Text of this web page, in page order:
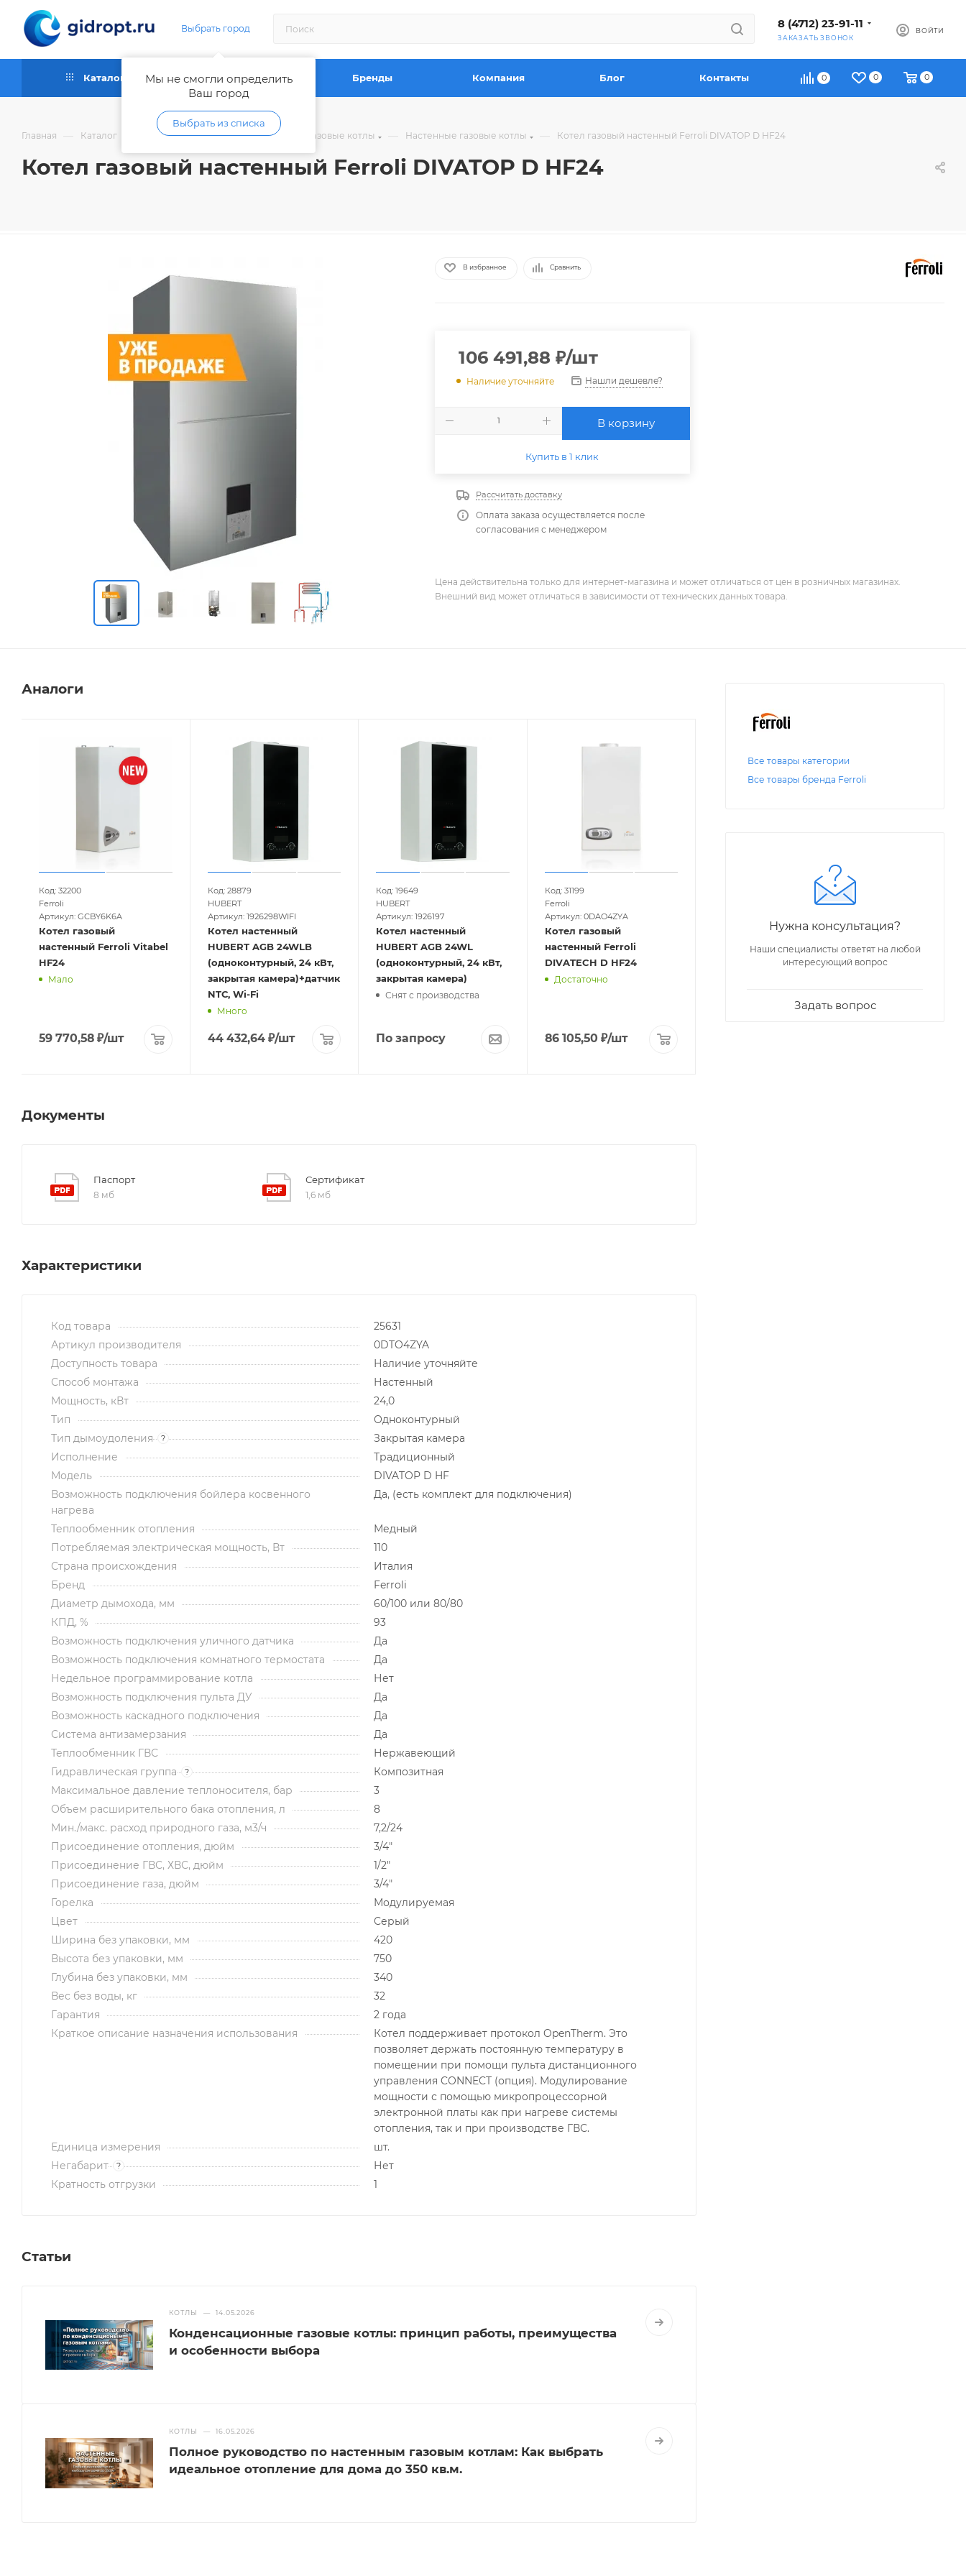
Выбрать город
Мы не смогли определить
Ваш город
Выбрать из списка
8 (4712) 23-91-11
ЗАКАЗАТЬ ЗВОНОК
ВОЙТИ
0 0 0
Каталог Как купить Бренды Компания Блог Контакты
Главная — Каталог Отопительное оборудование Газовые котлы — Настенные газовые котлы — Котел газовый настенный Ferroli DIVATOP D HF24
Котел газовый настенный Ferroli DIVATOP D HF24
В избранное Сравнить
106 491,88 ₽/шт
Наличие уточняйте Нашли дешевле?
В корзину
Купить в 1 клик
Рассчитать доставку
Оплата заказа осуществляется после
согласования с менеджером
Цена действительна только для интернет-магазина и может отличаться от цен в розничных магазинах.
Внешний вид может отличаться в зависимости от технических данных товара.
Аналоги
Код: 32200
Ferroli
Артикул: GCBY6K6A
Котел газовый
настенный Ferroli Vitabel
HF24
Мало
59 770,58 ₽/шт
Код: 28879
HUBERT
Артикул: 1926298WIFI
Котел настенный
HUBERT AGB 24WLB
(одноконтурный, 24 кВт,
закрытая камера)+датчик
NTС, Wi-Fi
Много
44 432,64₽/шт
Код: 19649
HUBERT
Артикул: 1926197
Котел настенный
HUBERT AGB 24WL
(одноконтурный, 24 кВт,
закрытая камера)
Снят с производства
По запросу
Код: 31199
Ferroli
Артикул: 0DAO4ZYA
Котел газовый
настенный Ferroli
DIVATECH D HF24
Достаточно
86 105,50 ₽/шт
Документы
Паспорт
8 мб
Сертификат
1,6 мб
Характеристики
Код товара
25631
Артикул производителя
0DTO4ZYA
Доступность товара
Наличие уточняйте
Способ монтажа
Настенный
Мощность, кВт
24,0
Тип
Одноконтурный
Тип дымоудоления
?
Закрытая камера
Исполнение
Традиционный
Модель
DIVATOP D HF
Возможность подключения бойлера косвенного
нагрева
Да, (есть комплект для подключения)
Теплообменник отопления
Медный
Потребляемая электрическая мощность, Вт
110
Страна происхождения
Италия
Бренд
Ferroli
Диаметр дымохода, мм
60/100 или 80/80
КПД, %
93
Возможность подключения уличного датчика
Да
Возможность подключения комнатного термостата
Да
Недельное программирование котла
Нет
Возможность подключения пульта ДУ
Да
Возможность каскадного подключения
Да
Система антизамерзания
Да
Теплообменник ГВС
Нержавеющий
Гидравлическая группа
?
Композитная
Максимальное давление теплоносителя, бар
3
Объем расширительного бака отопления, л
8
Мин./макс. расход природного газа, м3/ч
7,2/24
Присоединение отопления, дюйм
3/4"
Присоединение ГВС, ХВС, дюйм
1/2"
Присоединение газа, дюйм
3/4"
Горелка
Модулируемая
Цвет
Серый
Ширина без упаковки, мм
420
Высота без упаковки, мм
750
Глубина без упаковки, мм
340
Вес без воды, кг
32
Гарантия
2 года
Краткое описание назначения использования
Котел поддерживает протокол OpenTherm. Это
позволяет держать постоянную температуру в
помещении при помощи пульта дистанционного
управления CONNECT (опция). Модулирование
мощности с помощью микропроцессорной
электронной платы как при нагреве системы
отопления, так и при производстве ГВС.
Единица измерения
шт.
Негабарит
?
Нет
Кратность отгрузки
1
Статьи
КОТЛЫ — 14.05.2026
Конденсационные газовые котлы: принцип работы, преимущества
и особенности выбора
КОТЛЫ — 16.05.2026
Полное руководство по настенным газовым котлам: Как выбрать
идеальное отопление для дома до 350 кв.м.
Все товары категории
Все товары бренда Ferroli
Нужна консультация?
Наши специалисты ответят на любой
интересующий вопрос
Задать вопрос